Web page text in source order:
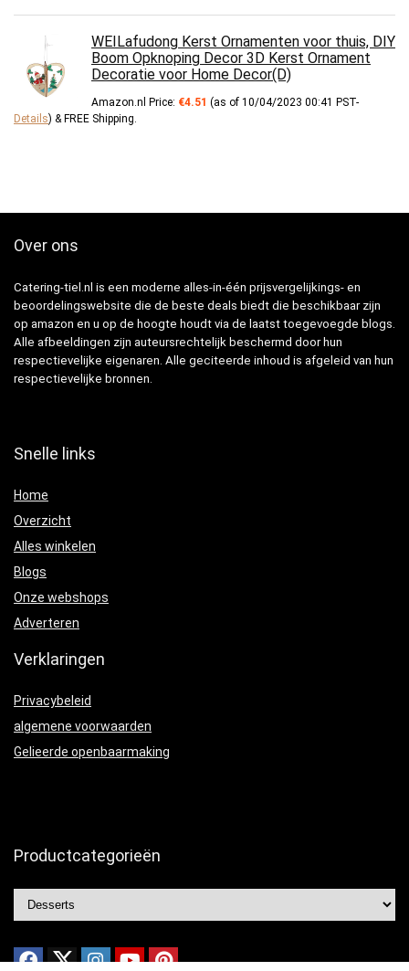
WEILafudong Kerst Ornamenten voor thuis, DIY
Boom Opknoping Decor 3D Kerst Ornament
Decoratie voor Home Decor(D)
Amazon.nl Price: €4.51 (as of 10/04/2023 00:41 PST-
Details) & FREE Shipping.
Over ons
Catering-tiel.nl is een moderne alles-in-één prijsvergelijkings- en
beoordelingswebsite die de beste deals biedt die beschikbaar zijn
op amazon en u op de hoogte houdt via de laatst toegevoegde blogs.
Alle afbeeldingen zijn auteursrechtelijk beschermd door hun
respectievelijke eigenaren. Alle geciteerde inhoud is afgeleid van hun
respectievelijke bronnen.
Snelle links
Home
Overzicht
Alles winkelen
Blogs
Onze webshops
Adverteren
Verklaringen
Privacybeleid
algemene voorwaarden
Gelieerde openbaarmaking
Productcategorieën